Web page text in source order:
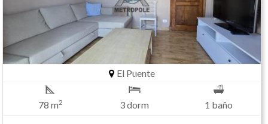
El Puente
78 m2 3 dorm 1 baño